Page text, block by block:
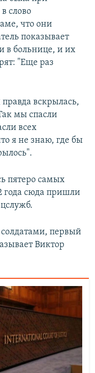
слово
что они
показывает
в больнице, и их
"Еще раз
вскрылась,
мы спасли
всех
я не знаю, где бы
пятеро самых
года сюда пришли
первый
Виктор